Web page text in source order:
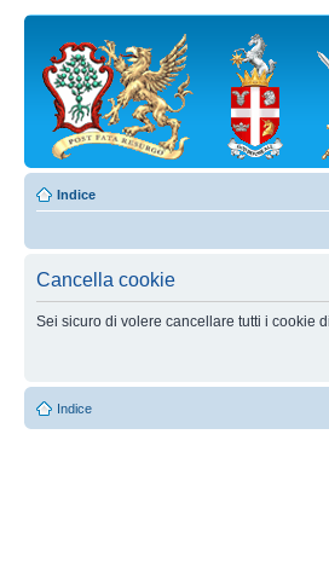
Indice
Cancella cookie
Sei sicuro di volere cancellare tutti i cookie
Indice